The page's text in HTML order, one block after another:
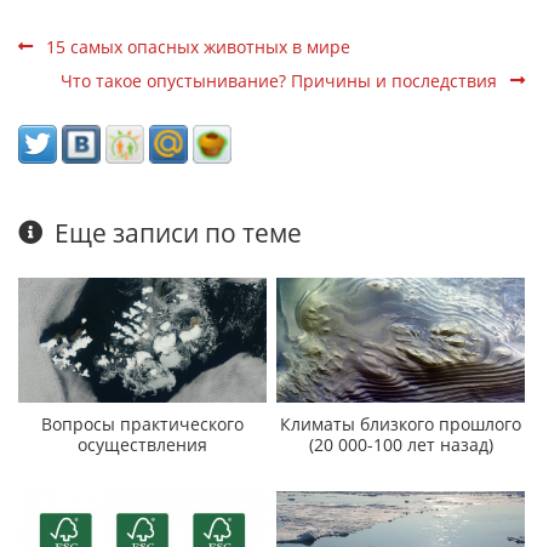
15 самых опасных животных в мире
Что такое опустынивание? Причины и последствия
Еще записи по теме
Вопросы практического
осуществления
Климаты близкого прошлого
(20 000-100 лет назад)